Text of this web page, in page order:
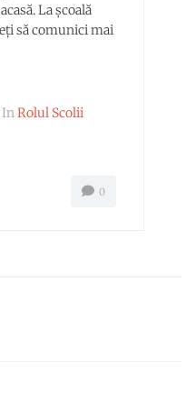
La școală
să comunici mai
InRolul Scolii
0